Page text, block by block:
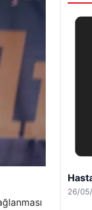
28/